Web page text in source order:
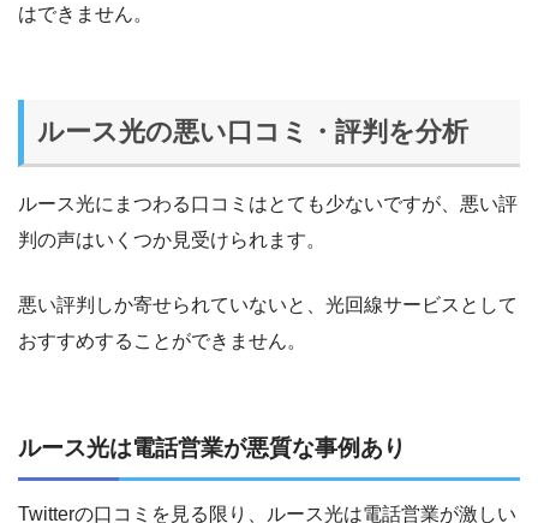
はできません。
ルース光の悪い口コミ・評判を分析
ルース光にまつわる口コミはとても少ないですが、悪い評
判の声はいくつか見受けられます。
悪い評判しか寄せられていないと、光回線サービスとして
おすすめすることができません。
ルース光は電話営業が悪質な事例あり
Twitterの口コミを見る限り、ルース光は電話営業が激しい